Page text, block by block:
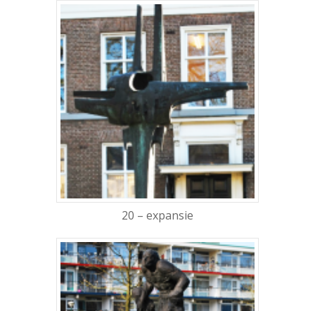
20 – expansie